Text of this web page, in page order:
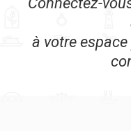
à votre